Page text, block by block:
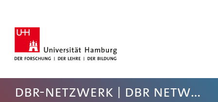
Rechte Spalte anspringen
Fussbereich der Seite anspringen
DBR-Netzwerk | DBR network